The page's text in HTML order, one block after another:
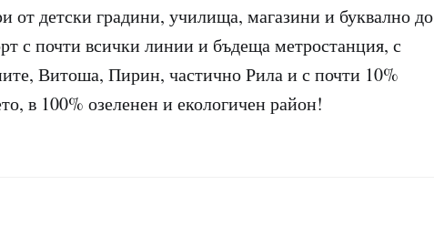
от детски градини, училища, магазини и буквално до
с почти всички линии и бъдеща метростанция, с
Витоша, Пирин, частично Рила и с почти 10%
в 100% озеленен и екологичен район!